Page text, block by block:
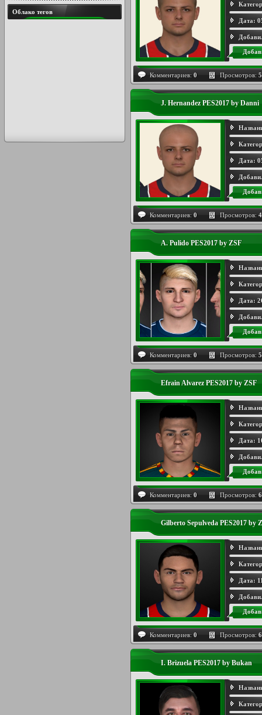
Дата:
Комментариев: 0 Просмотров:
J. Hernandez PES2017 by Danni
Дата:
Комментариев: 0 Просмотров:
A. Pulido PES2017 by ZSF
Дата:
Комментариев: 0 Просмотров:
Efrain Alvarez PES2017 by ZSF
Дата:
Комментариев: 0 Просмотров:
Gilberto Sepulveda PES2017 by
Дата:
Комментариев: 0 Просмотров:
I. Brizuela PES2017 by Bukan
Облако тегов